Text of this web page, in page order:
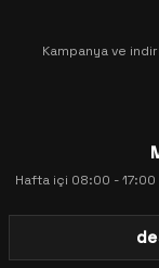
Kampanya ve
Hafta içi 08:00 -